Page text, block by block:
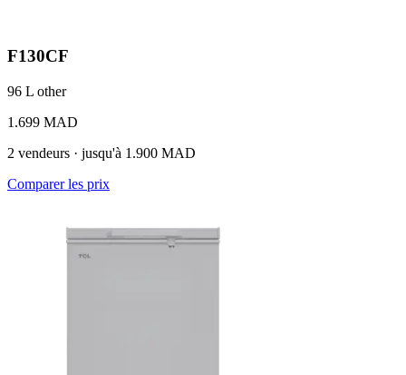
F130CF
96 L other
1.699 MAD
2 vendeurs · jusqu'à 1.900 MAD
Comparer les prix